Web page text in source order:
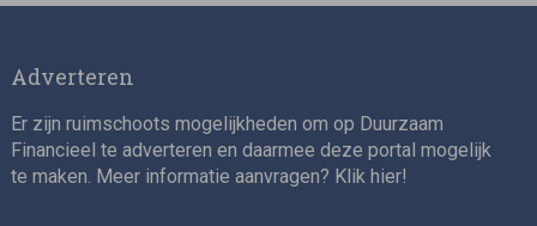
Adverteren
Er zijn ruimschoots mogelijkheden om op Duurzaam
Financieel te adverteren en daarmee deze portal mogelijk
te maken. Meer informatie aanvragen? Klik hier!